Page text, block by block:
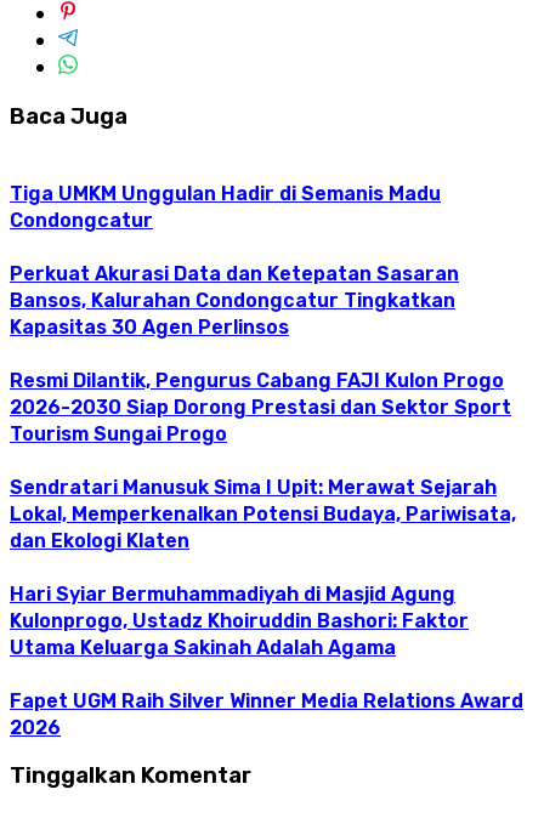
Baca Juga
Tiga UMKM Unggulan Hadir di Semanis Madu
Condongcatur
Perkuat Akurasi Data dan Ketepatan Sasaran
Bansos, Kalurahan Condongcatur Tingkatkan
Kapasitas 30 Agen Perlinsos
Resmi Dilantik, Pengurus Cabang FAJI Kulon Progo
2026-2030 Siap Dorong Prestasi dan Sektor Sport
Tourism Sungai Progo
Sendratari Manusuk Sima I Upit: Merawat Sejarah
Lokal, Memperkenalkan Potensi Budaya, Pariwisata,
dan Ekologi Klaten
Hari Syiar Bermuhammadiyah di Masjid Agung
Kulonprogo, Ustadz Khoiruddin Bashori: Faktor
Utama Keluarga Sakinah Adalah Agama
Fapet UGM Raih Silver Winner Media Relations Award
2026
Tinggalkan Komentar